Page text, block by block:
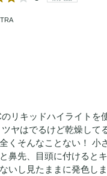
リキッドハイライトを
ヤはでるけど乾燥して
くそんなことない！ 小
鼻先、目頭に付けると
いし見たままに発色し